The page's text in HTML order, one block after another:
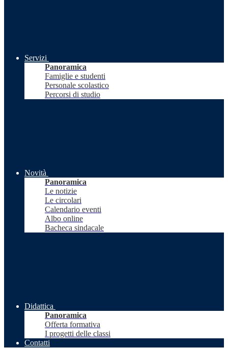
Servizi
Panoramica
Famiglie e studenti
Personale scolastico
Percorsi di studio
Novità
Panoramica
Le notizie
Le circolari
Calendario eventi
Albo online
Bacheca sindacale
Didattica
Panoramica
Offerta formativa
I progetti delle classi
Contatti